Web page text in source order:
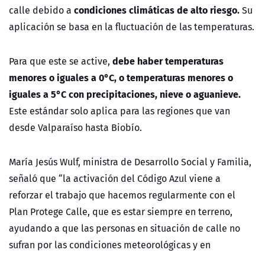
calle debido a condiciones climáticas de alto riesgo.Su
aplicación se basa en la fluctuación de las temperaturas.
Para que este se active, debe haber temperaturas
menores o iguales a 0°C, o temperaturas menores o
iguales a 5°C con precipitaciones, nieve o aguanieve.
Este estándar solo aplica para las regiones que van
desde Valparaíso hasta Biobío.
María Jesús Wulf, ministra de Desarrollo Social y Familia,
señaló que “la activación del Código Azul viene a
reforzar el trabajo que hacemos regularmente con el
Plan Protege Calle, que es estar siempre en terreno,
ayudando a que las personas en situación de calle no
sufran por las condiciones meteorológicas y en